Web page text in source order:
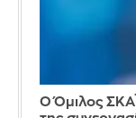
Ο Όμιλος